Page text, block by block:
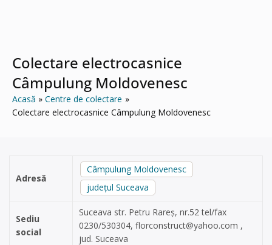
Colectare electrocasnice
Câmpulung Moldovenesc
Acasă
Centre de colectare
Colectare electrocasnice Câmpulung Moldovenesc
Adresă
Câmpulung Moldovenesc
județul Suceava
Sediu
social
Suceava str. Petru Rareș, nr.52 tel/fax
0230/530304, florconstruct@yahoo.com ,
jud. Suceava